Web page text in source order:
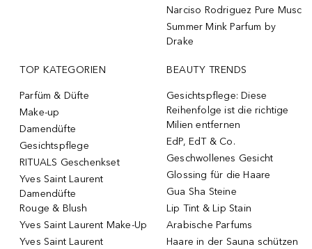
Narciso Rodriguez Pure Musc
Summer Mink Parfum by
Drake
TOP KATEGORIEN
Parfüm & Düfte
Make-up
Damendüfte
Gesichtspflege
RITUALS Geschenkset
Yves Saint Laurent
Damendüfte
Rouge & Blush
Yves Saint Laurent Make-Up
Yves Saint Laurent
BEAUTY TRENDS
Gesichtspflege: Diese
Reihenfolge ist die richtige
Milien entfernen
EdP, EdT & Co.
Geschwollenes Gesicht
Glossing für die Haare
Gua Sha Steine
Lip Tint & Lip Stain
Arabische Parfums
Haare in der Sauna schützen